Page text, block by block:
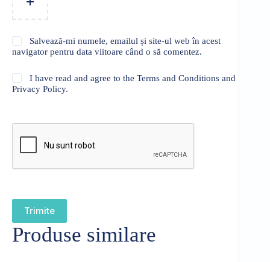
Salvează-mi numele, emailul și site-ul web în acest
navigator pentru data viitoare când o să comentez.
I have read and agree to the Terms and Conditions and
Privacy Policy.
Trimite
Produse similare